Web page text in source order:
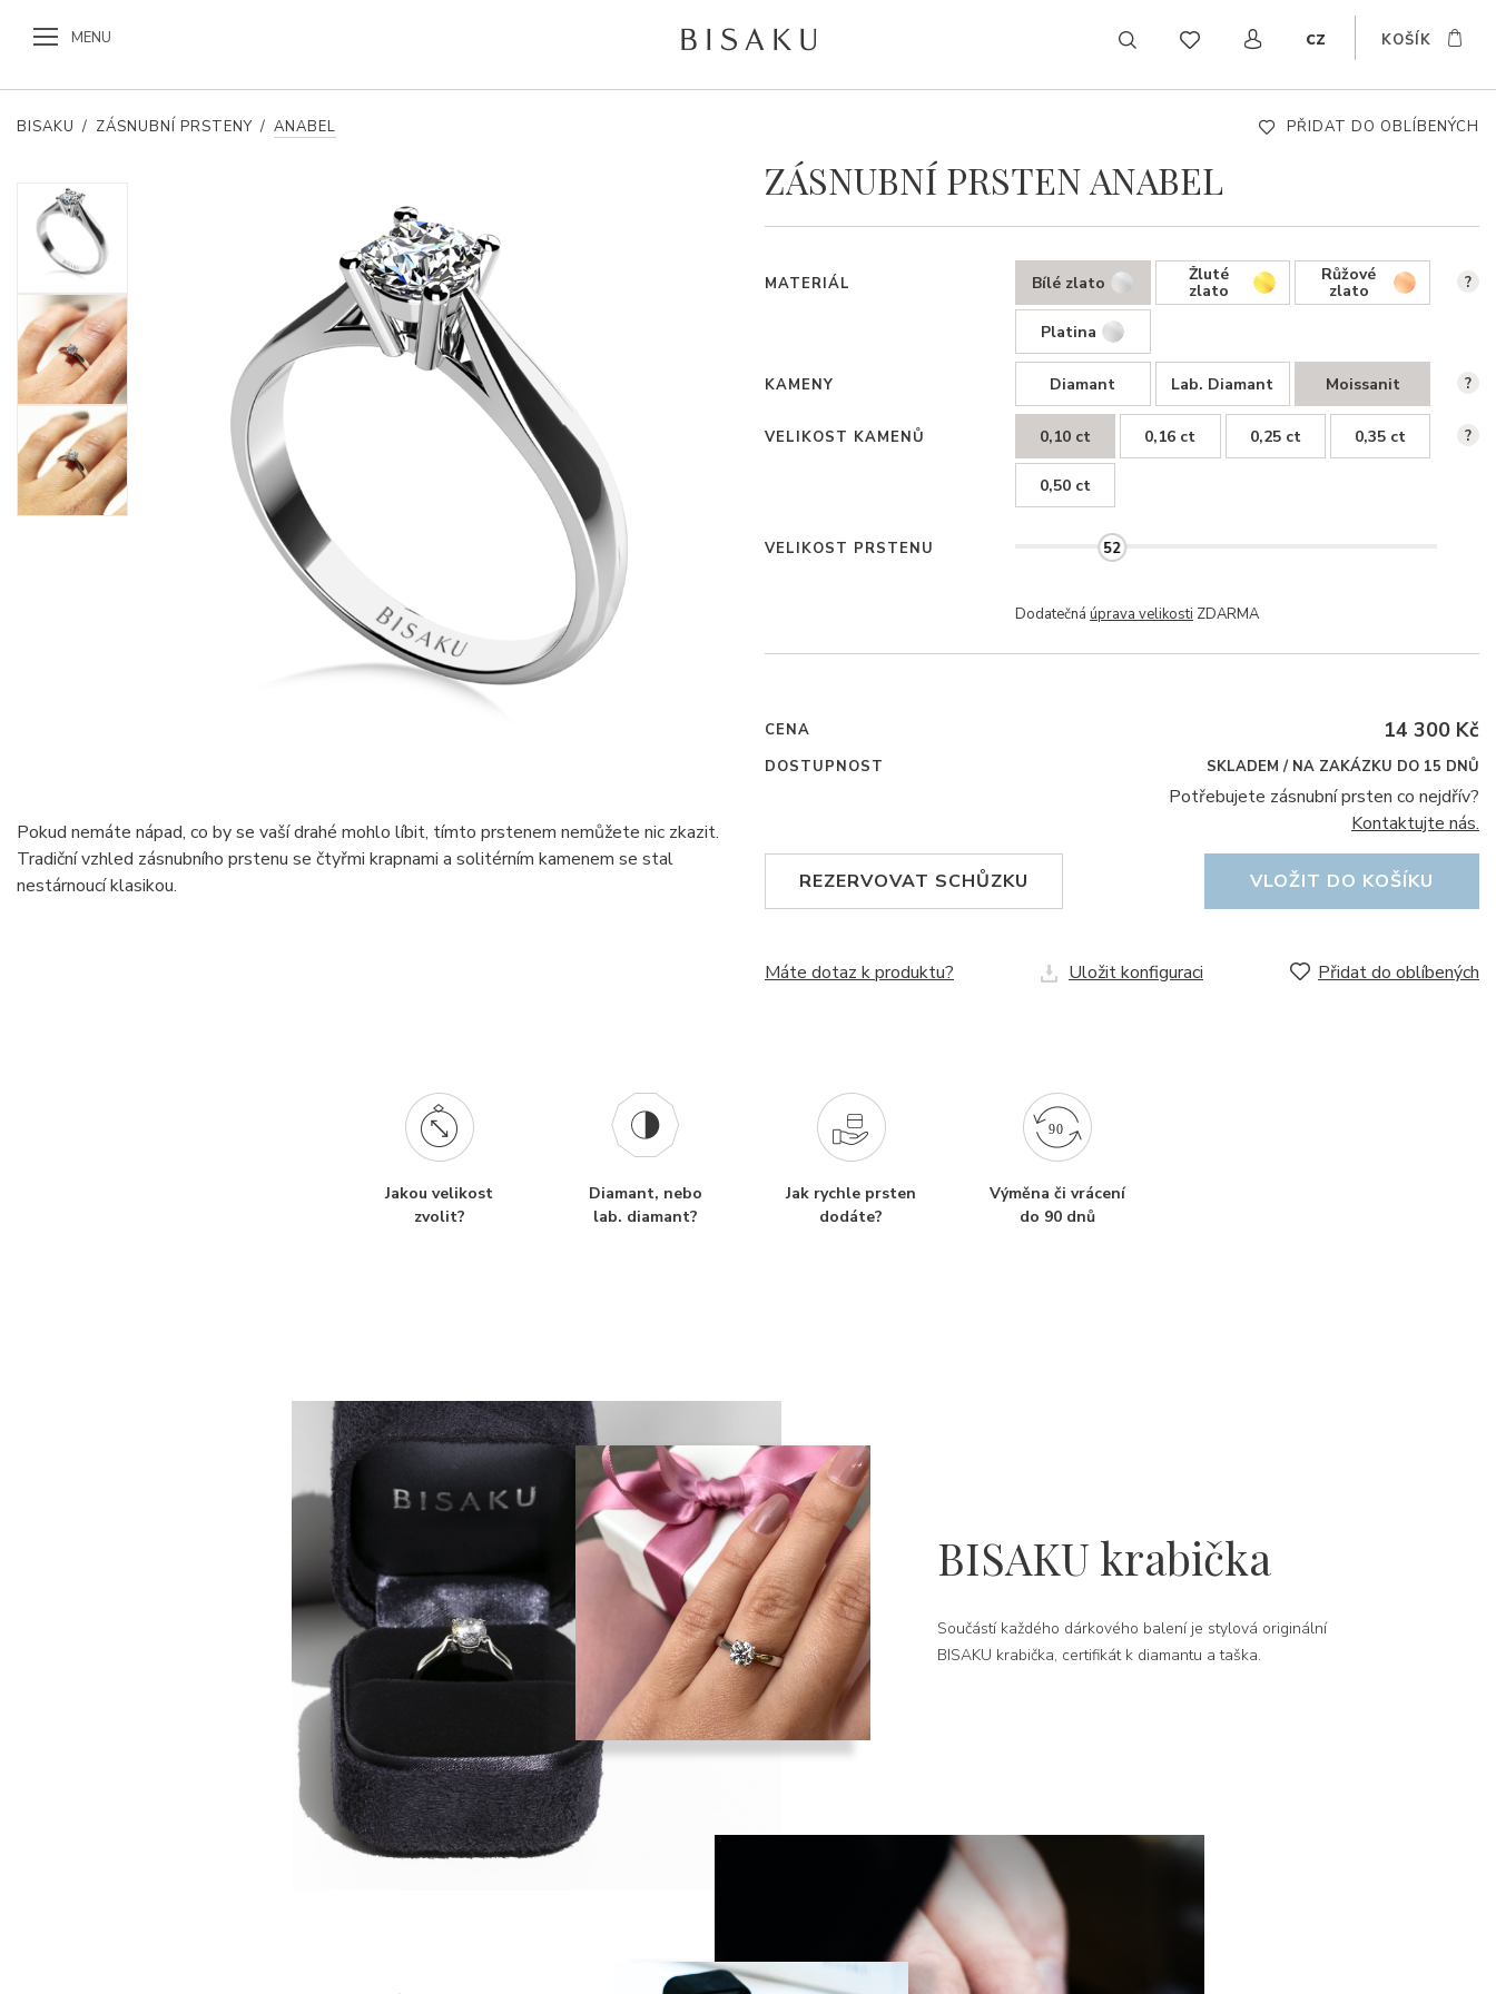
MENU cz
EN DE SK
KOŠÍK
BISAKU / ZÁSNUBNÍ PRSTENY / ANABEL PŘIDAT DO OBLÍBENÝCH
Pokud nemáte nápad, co by se vaší drahé mohlo líbit, tímto prstenem nemůžete nic zkazit.
Tradiční vzhled zásnubního prstenu se čtyřmi krapnami a solitérním kamenem se stal
nestárnoucí klasikou.
ZÁSNUBNÍ PRSTEN ANABEL
MATERIÁL Bílé zlato Žluté
zlato
Růžové
zlato
Platina
?
KAMENY Diamant Lab. Diamant Moissanit ?
VELIKOST KAMENŮ 0,10 ct 0,16 ct 0,25 ct 0,35 ct
0,50 ct
?
VELIKOST PRSTENU 52
Dodatečná úprava velikosti ZDARMA
CENA 14 300 Kč
DOSTUPNOST SKLADEM / NA ZAKÁZKU DO 15 DNŮ
Potřebujete zásnubní prsten co nejdřív?
Kontaktujte nás.
REZERVOVAT SCHŮZKU VLOŽIT DO KOŠÍKU
Máte dotaz k produktu? Uložit konfiguraci Přidat do oblíbených
Jakou velikost
zvolit?
Diamant, nebo
lab. diamant?
Jak rychle prsten
dodáte?
Výměna či vrácení
do 90 dnů
BISAKU krabička
Součástí každého dárkového balení je stylová originální
BISAKU krabička, certifikát k diamantu a taška.